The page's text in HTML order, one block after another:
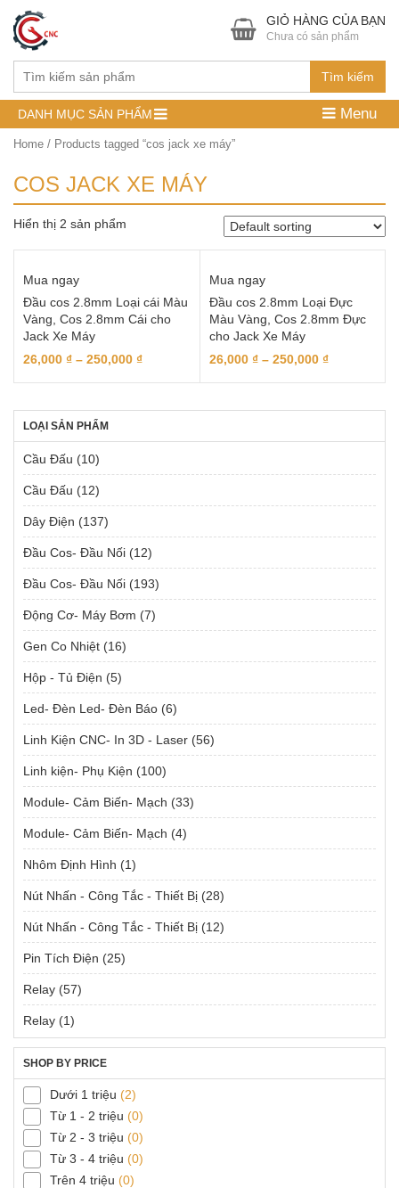
Tìm kiếm
GIỎ HÀNG CỦA BẠN
Chưa có sản phẩm
DANH MỤC SẢN PHẨM Menu
Home / Products tagged “cos jack xe máy”
COS JACK XE MÁY
Hiển thị 2 sản phẩm
Mua ngay
Đầu cos 2.8mm Loại cái Màu
Vàng, Cos 2.8mm Cái cho
Jack Xe Máy
26,000 ₫ – 250,000 ₫
Mua ngay
Đầu cos 2.8mm Loại Đực
Màu Vàng, Cos 2.8mm Đực
cho Jack Xe Máy
26,000 ₫ – 250,000 ₫
LOẠI SẢN PHẨM
Cầu Đấu (10)
Cầu Đấu (12)
Dây Điện (137)
Đầu Cos- Đầu Nối (12)
Đầu Cos- Đầu Nối (193)
Động Cơ- Máy Bơm (7)
Gen Co Nhiệt (16)
Hộp - Tủ Điện (5)
Led- Đèn Led- Đèn Báo (6)
Linh Kiện CNC- In 3D - Laser (56)
Linh kiện- Phụ Kiện (100)
Module- Cảm Biến- Mạch (33)
Module- Cảm Biến- Mạch (4)
Nhôm Định Hình (1)
Nút Nhấn - Công Tắc - Thiết Bị (28)
Nút Nhấn - Công Tắc - Thiết Bị (12)
Pin Tích Điện (25)
Relay (57)
Relay (1)
SHOP BY PRICE
Dưới 1 triệu (2)
Từ 1 - 2 triệu (0)
Từ 2 - 3 triệu (0)
Từ 3 - 4 triệu (0)
Trên 4 triệu (0)